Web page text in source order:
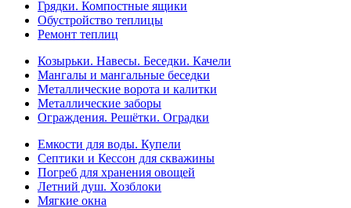
Грядки. Компостные ящики
Обустройство теплицы
Ремонт теплиц
Козырьки. Навесы. Беседки. Качели
Мангалы и мангальные беседки
Металлические ворота и калитки
Металлические заборы
Ограждения. Решётки. Оградки
Емкости для воды. Купели
Септики и Кессон для скважины
Погреб для хранения овощей
Летний душ. Хозблоки
Мягкие окна